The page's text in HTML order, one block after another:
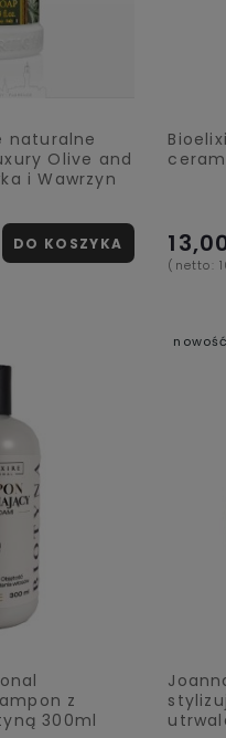
naturalne
Olive and
i Wawrzyn
DO KOSZYKA
(netto:
z
300ml
nowość